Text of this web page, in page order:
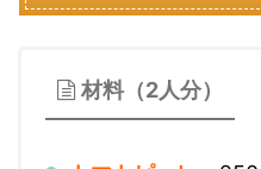
材料（2人分）